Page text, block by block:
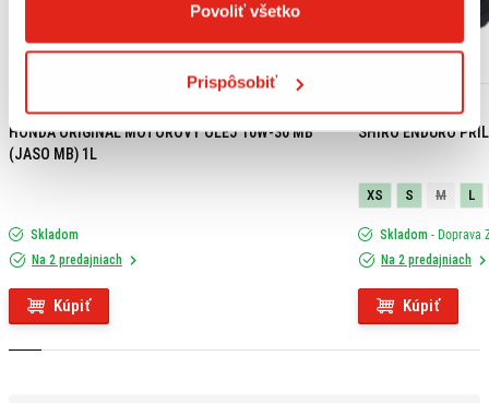
Povoliť všetko
Prispôsobiť
18,15 € s DPH
HONDA ORIGINAL MOTOROVÝ OLEJ 10W-30 MB
(JASO MB) 1L
Skladom
Na 2 predajniach
Kúpiť
99,95 € s DPH
SHIRO ENDURO
XS S M L
Skladom - Doprava
Na 2 predajniach
Kúpiť